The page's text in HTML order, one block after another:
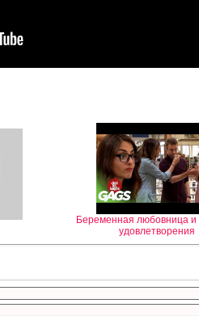
Беременная любовница и
удовлетворения